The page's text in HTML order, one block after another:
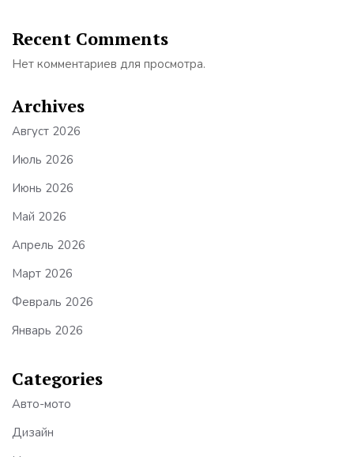
Recent Comments
Нет комментариев для просмотра.
Archives
Август 2026
Июль 2026
Июнь 2026
Май 2026
Апрель 2026
Март 2026
Февраль 2026
Январь 2026
Categories
Авто-мото
Дизайн